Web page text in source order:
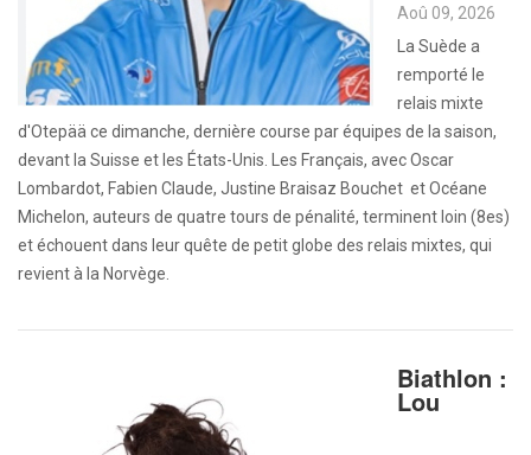
Aoû 09, 2026
La Suède a
remporté le
relais mixte
d'Otepää ce dimanche, dernière course par équipes de la saison,
devant la Suisse et les États-Unis. Les Français, avec Oscar
Lombardot, Fabien Claude, Justine Braisaz Bouchet et Océane
Michelon, auteurs de quatre tours de pénalité, terminent loin (8es)
et échouent dans leur quête de petit globe des relais mixtes, qui
revient à la Norvège.
Biathlon :
Lou